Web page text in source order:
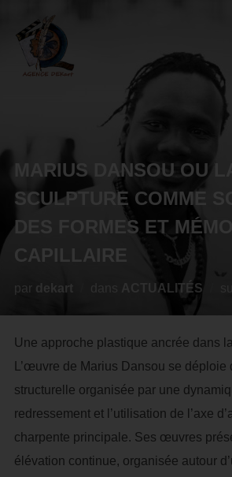
MARIUS DANSOU OU LA
SCULPTURE COMME
DES FORMES ET
CAPILLAIRE
par dekart ACTUALITÉS
Une approche plastique ancrée dans
L’œuvre de Marius Dansou se
structurelle organisée par une
redressement et l’utilisation de l’axe
charpente principale. Ses œuvres
élévation continue, organisée autour